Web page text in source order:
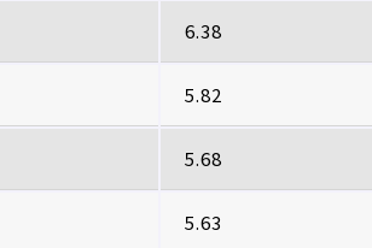
6.38
5.82
5.68
5.63